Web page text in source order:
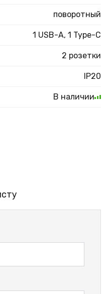
поворотный
1 USB-A, 1 Type-C
2 розетки
IP20
В наличии